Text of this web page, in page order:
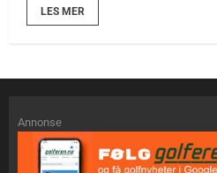
LES MER
Annonse